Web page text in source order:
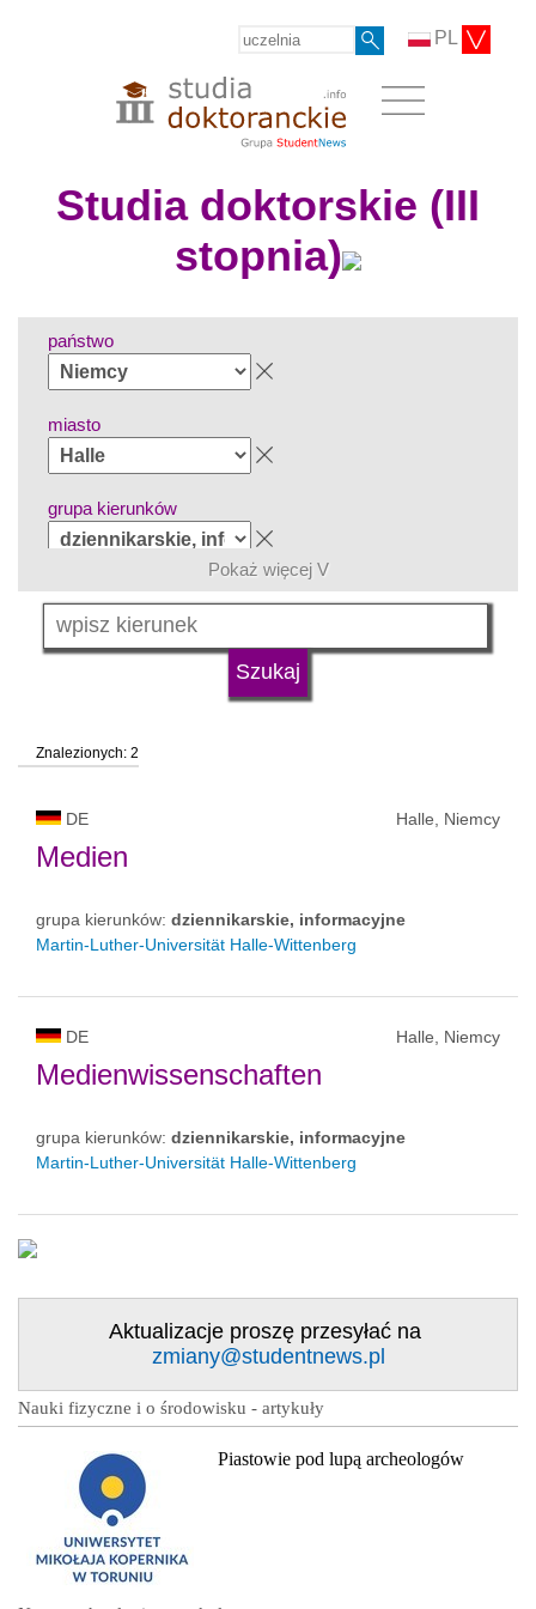
PL
Studia doktorskie (III
stopnia)
państwo
miasto
grupa kierunków
język
status uczelni
Pokaż więcej V
Znalezionych: 2
DE Halle, Niemcy
Medien
grupa kierunków: dziennikarskie, informacyjne
Martin-Luther-Universität Halle-Wittenberg
DE Halle, Niemcy
Medienwissenschaften
grupa kierunków: dziennikarskie, informacyjne
Martin-Luther-Universität Halle-Wittenberg
Aktualizacje proszę przesyłać na
zmiany@studentnews.pl
Nauki fizyczne i o środowisku - artykuły
Piastowie pod lupą archeologów